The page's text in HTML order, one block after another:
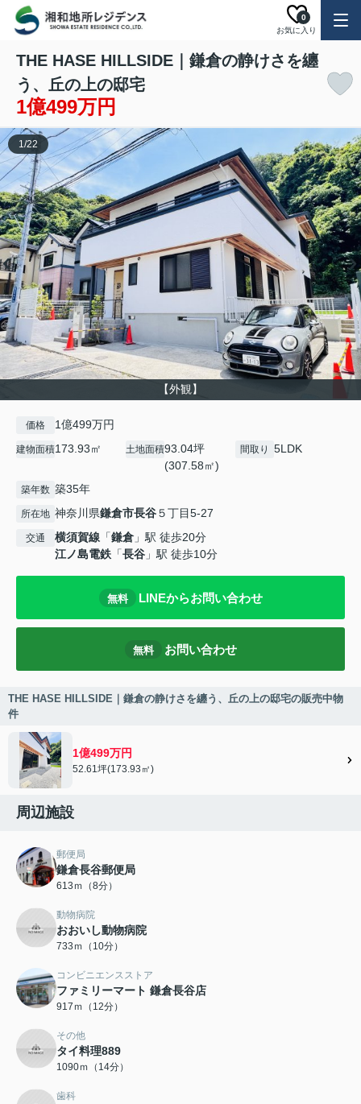
お気に入り
0
THE HASE HILLSIDE｜鎌倉の静けさを纏
う、丘の上の邸宅
1億499万円
【外観】
1/22
価格 1億499万円
建物面積173.93㎡ 土地面積93.04坪
(307.58㎡)
間取り 5LDK
築年数 築35年
所在地 神奈川県鎌倉市長谷５丁目5-27
交通 横須賀線 「鎌倉 」駅 徒歩20分
江ノ島電鉄 「長谷 」駅 徒歩10分
無料 LINEからお問い合わせ
無料 お問い合わせ
THE HASE HILLSIDE｜鎌倉の静けさを纏う、丘の上の邸宅の販売中物
件
1億499万円
52.61坪(173.93㎡)
周辺施設
郵便局
鎌倉長谷郵便局
613ｍ（8分）
動物病院
おおいし動物病院
733ｍ（10分）
コンビニエンスストア
ファミリーマート 鎌倉長谷店
917ｍ（12分）
その他
タイ料理889
1090ｍ（14分）
歯科